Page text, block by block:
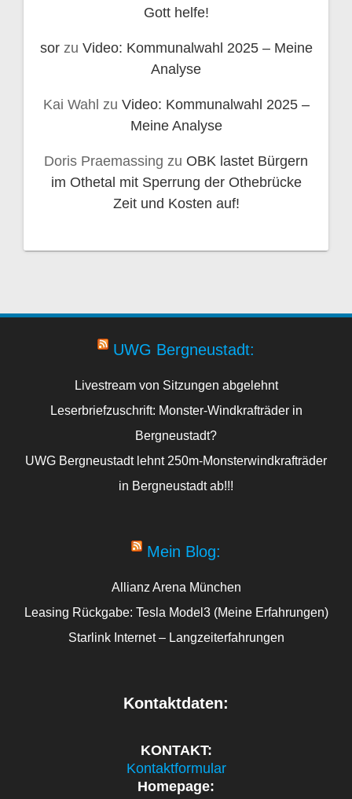
Gott helfe!
sorzu Video: Kommunalwahl 2025 – Meine
Analyse
Kai Wahl zu Video: Kommunalwahl 2025 –
Meine Analyse
Doris Praemassing zu OBK lastet Bürgern
im Othetal mit Sperrung der Othebrücke
Zeit und Kosten auf!
UWG Bergneustadt:
Livestream von Sitzungen abgelehnt
Leserbriefzuschrift: Monster-Windkrafträder in
Bergneustadt?
UWG Bergneustadt lehnt 250m-Monsterwindkrafträder
in Bergneustadt ab!!!
Mein Blog:
Allianz Arena München
Leasing Rückgabe: Tesla Model3 (Meine Erfahrungen)
Starlink Internet – Langzeiterfahrungen
Kontaktdaten:
KONTAKT:
Kontaktformular
Homepage: